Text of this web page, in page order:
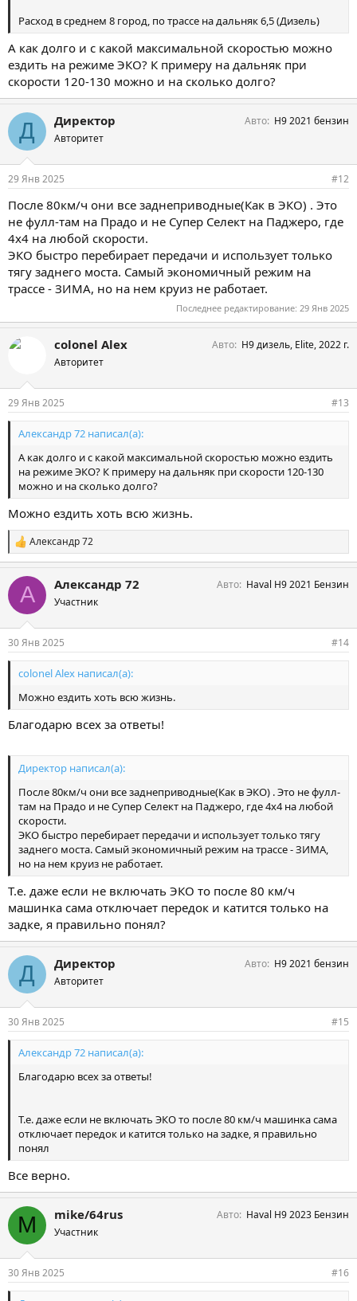
Расход в среднем 8 город, по трассе на дальняк 6,5 (Дизель)
А как долго и с какой максимальной скоростью можно
ездить на режиме ЭКО? К примеру на дальняк при
скорости 120-130 можно и на сколько долго?
Д Директор
Авторитет
Авто Н9 2021 бензин
29 Янв 2025 #12
После 80км/ч они все заднеприводные(Как в ЭКО) . Это
не фулл-там на Прадо и не Супер Селект на Паджеро, где
4х4 на любой скорости.
ЭКО быстро перебирает передачи и использует только
тягу заднего моста. Самый экономичный режим на
трассе - ЗИМА, но на нем круиз не работает.
Последнее редактирование: 29 Янв 2025
colonel Alex
Авторитет
Авто Н9 дизель, Elite, 2022 г.
29 Янв 2025 #13
Александр 72 написал(а):
А как долго и с какой максимальной скоростью можно ездить
на режиме ЭКО? К примеру на дальняк при скорости 120-130
можно и на сколько долго?
Можно ездить хоть всю жизнь.
С
и
п
т
:
Александр 72
А Александр 72
Участник
Авто Haval H9 2021 Бензин
30 Янв 2025 #14
colonel Alex написал(а):
Можно ездить хоть всю жизнь.
Благодарю всех за ответы!
Директор написал(а):
После 80км/ч они все заднеприводные(Как в ЭКО) . Это не фулл-
там на Прадо и не Супер Селект на Паджеро, где 4х4 на любой
скорости.
ЭКО быстро перебирает передачи и использует только тягу
заднего моста. Самый экономичный режим на трассе - ЗИМА,
но на нем круиз не работает.
Т.е. даже если не включать ЭКО то после 80 км/ч
машинка сама отключает передок и катится только на
задке, я правильно понял?
Д Директор
Авторитет
Авто Н9 2021 бензин
30 Янв 2025 #15
Александр 72 написал(а):
Благодарю всех за ответы!
Т.е. даже если не включать ЭКО то после 80 км/ч машинка сама
отключает передок и катится только на задке, я правильно
понял
Все верно.
M mike/64rus
Участник
Авто Haval H9 2023 Бензин
30 Янв 2025 #16